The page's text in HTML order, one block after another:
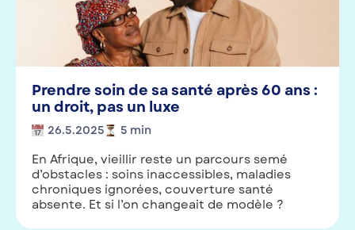
Prendre soin de sa santé après 60 ans :
un droit, pas un luxe
26.5.2025 5 min
En Afrique, vieillir reste un parcours semé
d’obstacles : soins inaccessibles, maladies
chroniques ignorées, couverture santé
absente. Et si l’on changeait de modèle ?